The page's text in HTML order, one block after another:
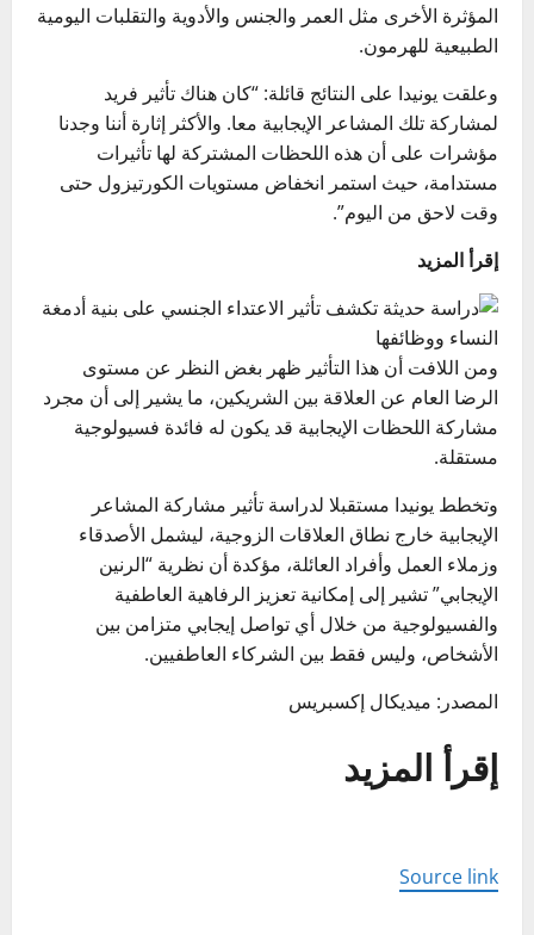
المؤثرة الأخرى مثل العمر والجنس والأدوية والتقلبات اليومية
الطبيعية للهرمون.
وعلقت يونيدا على النتائج قائلة: “كان هناك تأثير فريد
لمشاركة تلك المشاعر الإيجابية معا. والأكثر إثارة أننا وجدنا
مؤشرات على أن هذه اللحظات المشتركة لها تأثيرات
مستدامة، حيث استمر انخفاض مستويات الكورتيزول حتى
وقت لاحق من اليوم”.
إقرأ المزيد
ومن اللافت أن هذا التأثير ظهر بغض النظر عن مستوى
الرضا العام عن العلاقة بين الشريكين، ما يشير إلى أن مجرد
مشاركة اللحظات الإيجابية قد يكون له فائدة فسيولوجية
مستقلة.
وتخطط يونيدا مستقبلا لدراسة تأثير مشاركة المشاعر
الإيجابية خارج نطاق العلاقات الزوجية، ليشمل الأصدقاء
وزملاء العمل وأفراد العائلة، مؤكدة أن نظرية “الرنين
الإيجابي” تشير إلى إمكانية تعزيز الرفاهية العاطفية
والفسيولوجية من خلال أي تواصل إيجابي متزامن بين
الأشخاص، وليس فقط بين الشركاء العاطفيين.
المصدر: ميديكال إكسبريس
إقرأ المزيد
Source link